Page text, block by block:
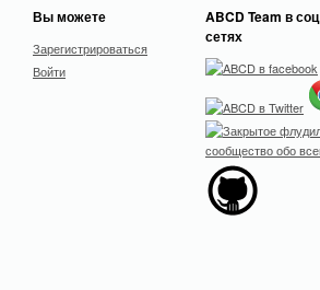
Вы можете
Зарегистрироваться
Войти
ABCD Team в соц
сетях